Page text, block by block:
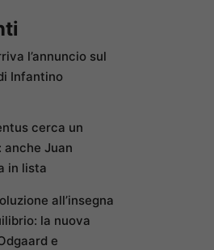
l’annuncio sul
Infantino
cerca un
anche Juan
in lista
all’insegna
la nuova
e